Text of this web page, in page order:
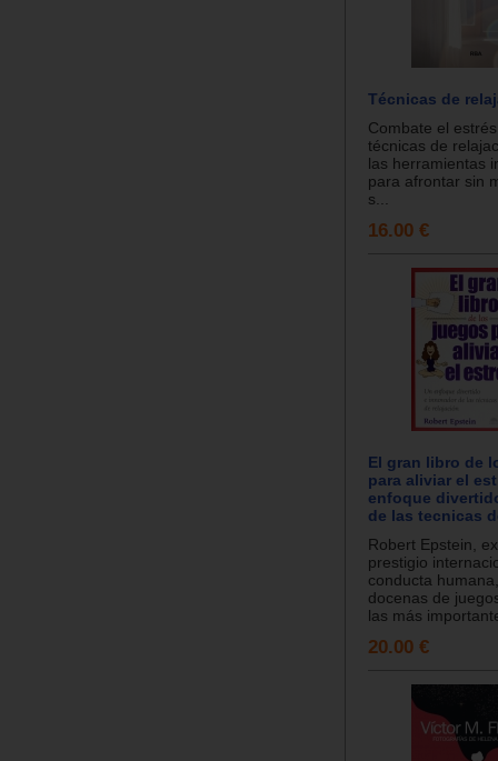
Técnicas de
Combate el
técnicas de
las herramientas
para afrontar sin
s...
16.00 €
El gran libro de
para aliviar el
enfoque
de las tecnicas
Robert Epstein,
prestigio
conducta
docenas de
las más
20.00 €